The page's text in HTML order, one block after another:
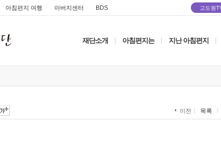
아침편지 여행 아버지센터 BDS 고도원
재단소개 아침편지는 지난 아침편지
이전 목록